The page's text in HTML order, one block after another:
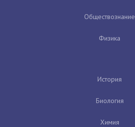
Обществознание
Физика
История
Биология
Химия